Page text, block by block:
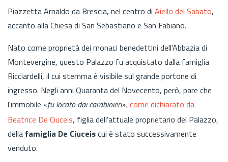
Piazzetta Arnaldo da Brescia, nel centro di Aiello del Sabato,
accanto alla Chiesa di San Sebastiano e San Fabiano.
Nato come proprietà dei monaci benedettini dell'Abbazia di
Montevergine, questo Palazzo fu acquistato dalla famiglia
Ricciardelli, il cui stemma è visibile sul grande portone di
ingresso. Negli anni Quaranta del Novecento, però, pare che
l'immobile «fu locato dai carabinieri», come dichiarato da
Beatrice De Ciuceis, figlia dell'attuale proprietario del Palazzo,
della famiglia De Ciuceiscui è stato successivamente
venduto.